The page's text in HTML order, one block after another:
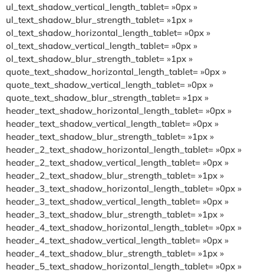
ul_text_shadow_vertical_length_tablet= »0px »
ul_text_shadow_blur_strength_tablet= »1px »
ol_text_shadow_horizontal_length_tablet= »0px »
ol_text_shadow_vertical_length_tablet= »0px »
ol_text_shadow_blur_strength_tablet= »1px »
quote_text_shadow_horizontal_length_tablet= »0px »
quote_text_shadow_vertical_length_tablet= »0px »
quote_text_shadow_blur_strength_tablet= »1px »
header_text_shadow_horizontal_length_tablet= »0px »
header_text_shadow_vertical_length_tablet= »0px »
header_text_shadow_blur_strength_tablet= »1px »
header_2_text_shadow_horizontal_length_tablet= »0px »
header_2_text_shadow_vertical_length_tablet= »0px »
header_2_text_shadow_blur_strength_tablet= »1px »
header_3_text_shadow_horizontal_length_tablet= »0px »
header_3_text_shadow_vertical_length_tablet= »0px »
header_3_text_shadow_blur_strength_tablet= »1px »
header_4_text_shadow_horizontal_length_tablet= »0px »
header_4_text_shadow_vertical_length_tablet= »0px »
header_4_text_shadow_blur_strength_tablet= »1px »
header_5_text_shadow_horizontal_length_tablet= »0px »